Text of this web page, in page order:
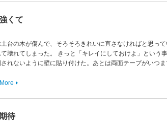
くて
台の木が傷んで、そろそろきれいに直さなければと思っ
壊れてしまった。 きっと「キレイにしておけよ」という事
されないように壁に貼り付けた。あとは両面テープがいつ
待